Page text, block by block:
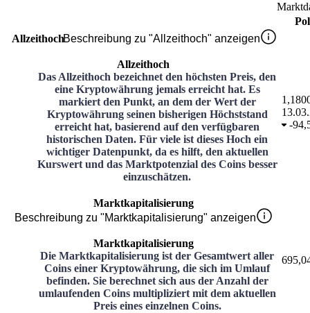
AllzeithochBeschreibung zu "Allzeithoch" anzeigen
Allzeithoch
Das Allzeithoch bezeichnet den höchsten Preis, den
eine Kryptowährung jemals erreicht hat. Es
markiert den Punkt, an dem der Wert der
Kryptowährung seinen bisherigen Höchststand
erreicht hat, basierend auf den verfügbaren
historischen Daten. Für viele ist dieses Hoch ein
wichtiger Datenpunkt, da es hilft, den aktuellen
Kurswert und das Marktpotenzial des Coins besser
einzuschätzen.
-
Marktkapitalisierung
Beschreibung zu "Marktkapitalisierung" anzeigen
Marktkapitalisierung
Die Marktkapitalisierung ist der Gesamtwert aller
Coins einer Kryptowährung, die sich im Umlauf
befinden. Sie berechnet sich aus der Anzahl der
umlaufenden Coins multipliziert mit dem aktuellen
Preis eines einzelnen Coins.